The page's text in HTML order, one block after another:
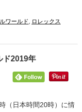
ワールド, ロレックス
ド2019年
（日本時間20時）に情